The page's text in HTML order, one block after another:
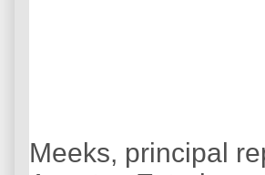
Meeks, principal